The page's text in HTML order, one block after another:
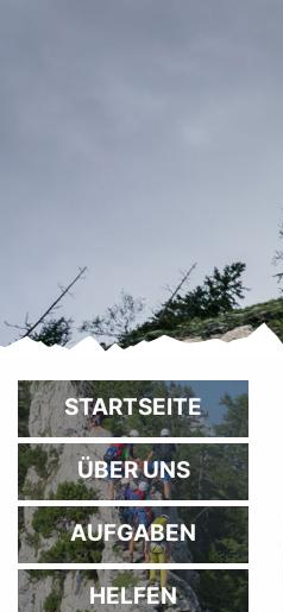
STARTSEITE
ÜBER UNS
AUFGABEN
HELFEN